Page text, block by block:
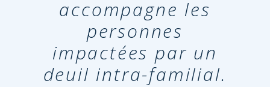
accompagne les
personnes
impactées par un
deuil intra-familial.